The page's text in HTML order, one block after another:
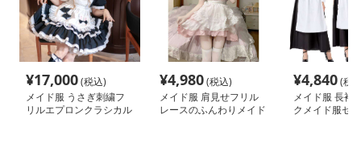
¥17,000(税込)
メイド服 うさぎ刺繍フ
リルエプロンクラシカル
¥4,980(税込)
メイド服 肩見せフリル
レースのふんわりメイド
¥4,840(税
メイド服 長袖
クメイド服セ